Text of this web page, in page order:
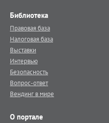
Библиотека
Правовая база
Налоговая база
Выставки
Интервью
Безопасность
Вопрос-ответ
Вендинг в мире
О портале